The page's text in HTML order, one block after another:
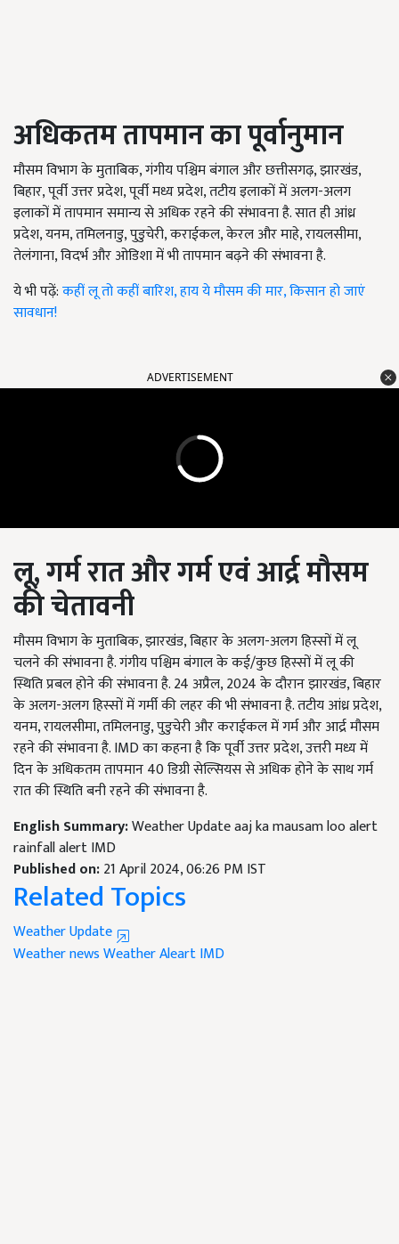
अधिकतम तापमान का पूर्वानुमान
मौसम विभाग के मुताबिक, गंगीय पश्चिम बंगाल और छत्तीसगढ़, झारखंड,
बिहार, पूर्वी उत्तर प्रदेश, पूर्वी मध्य प्रदेश, तटीय इलाकों में अलग-अलग
इलाकों में तापमान समान्य से अधिक रहने की संभावना है. सात ही आंध्र
प्रदेश, यनम, तमिलनाडु, पुडुचेरी, कराईकल, केरल और माहे, रायलसीमा,
तेलंगाना, विदर्भ और ओडिशा में भी तापमान बढ़ने की संभावना है.
ये भी पढ़ें:कहीं लू तो कहीं बारिश, हाय ये मौसम की मार, किसान हो जाएं
सावधान!
ADVERTISEMENT
लू,गर्म रात और गर्म एवं आर्द्र मौसम
की चेतावनी
मौसम विभाग के मुताबिक, झारखंड, बिहार के अलग-अलग हिस्सों में लू
चलने की संभावना है. गंगीय पश्चिम बंगाल के कई/कुछ हिस्सों में लू की
स्थिति प्रबल होने की संभावना है. 24 अप्रैल, 2024 के दौरान झारखंड, बिहार
के अलग-अलग हिस्सों में गर्मी की लहर की भी संभावना है. तटीय आंध्र प्रदेश,
यनम, रायलसीमा, तमिलनाडु, पुडुचेरी और कराईकल में गर्म और आर्द्र मौसम
रहने की संभावना है. IMD का कहना है कि पूर्वी उत्तर प्रदेश, उत्तरी मध्य में
दिन के अधिकतम तापमान 40 डिग्री सेल्सियस से अधिक होने के साथ गर्म
रात की स्थिति बनी रहने की संभावना है.
English Summary:Weather Update aaj ka mausam loo alert
rainfall alert IMD
Published on:21 April 2024, 06:26 PM IST
Related Topics
Weather Update
Weather newsWeather AleartIMD